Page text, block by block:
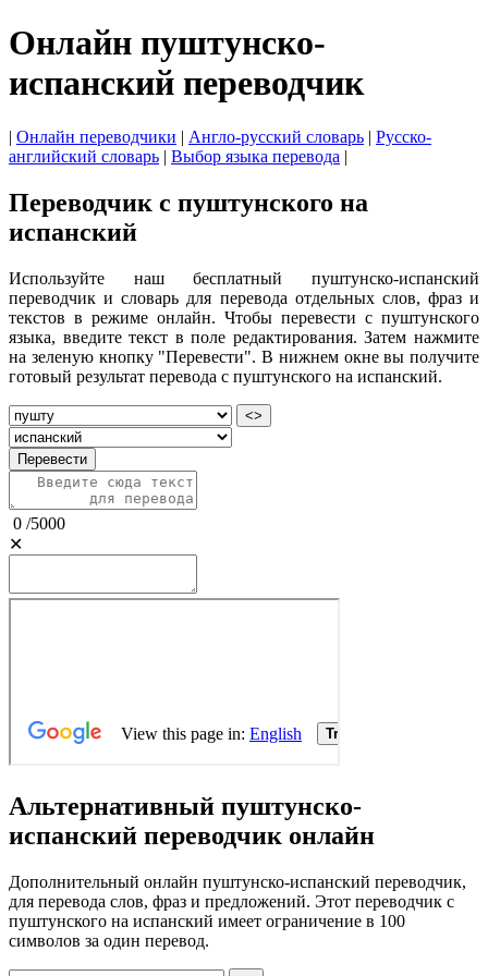
Онлайн пуштунско-
испанский переводчик
| Онлайн переводчики | Англо-русский словарь | Русско-
английский словарь | Выбор языка перевода |
Переводчик с пуштунского на
испанский
Используйте наш бесплатный пуштунско-испанский
переводчик и словарь для перевода отдельных слов, фраз и
текстов в режиме онлайн. Чтобы перевести с пуштунского
языка, введите текст в поле редактирования. Затем нажмите
на зеленую кнопку "Перевести". В нижнем окне вы получите
готовый результат перевода с пуштунского на испанский.
<>
Перевести
0 /5000
✕
Альтернативный пуштунско-
испанский переводчик онлайн
Дополнительный онлайн пуштунско-испанский переводчик,
для перевода слов, фраз и предложений. Этот переводчик с
пуштунского на испанский имеет ограничение в 100
символов за один перевод.